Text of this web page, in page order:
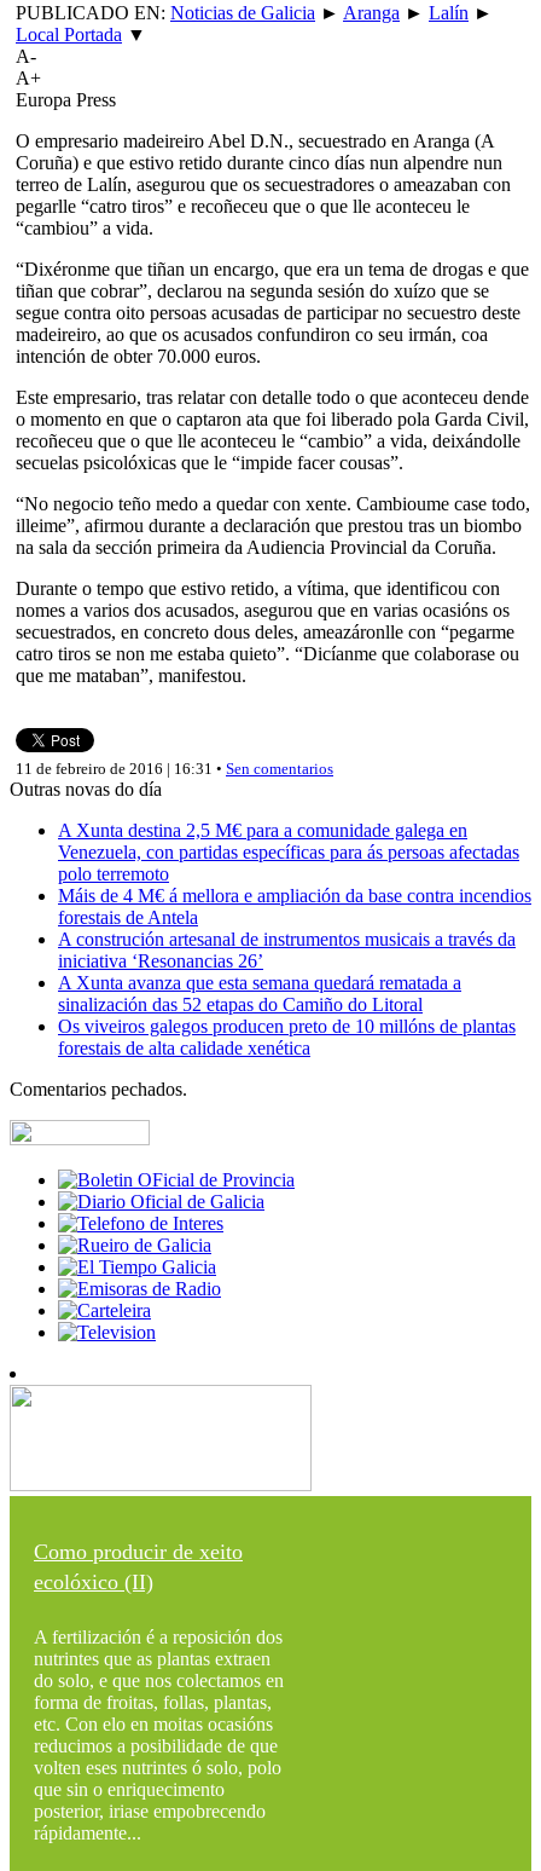
PUBLICADO EN: Noticias de Galicia ► Aranga ► Lalín ►
Local Portada ▼
A-
A+
Europa Press
O empresario madeireiro Abel D.N., secuestrado en Aranga (A
Coruña) e que estivo retido durante cinco días nun alpendre nun
terreo de Lalín, asegurou que os secuestradores o ameazaban con
pegarlle “catro tiros” e recoñeceu que o que lle aconteceu le
“cambiou” a vida.
“Dixéronme que tiñan un encargo, que era un tema de drogas e que
tiñan que cobrar”, declarou na segunda sesión do xuízo que se
segue contra oito persoas acusadas de participar no secuestro deste
madeireiro, ao que os acusados confundiron co seu irmán, coa
intención de obter 70.000 euros.
Este empresario, tras relatar con detalle todo o que aconteceu dende
o momento en que o captaron ata que foi liberado pola Garda Civil,
recoñeceu que o que lle aconteceu le “cambio” a vida, deixándolle
secuelas psicolóxicas que le “impide facer cousas”.
“No negocio teño medo a quedar con xente. Cambioume case todo,
illeime”, afirmou durante a declaración que prestou tras un biombo
na sala da sección primeira da Audiencia Provincial da Coruña.
Durante o tempo que estivo retido, a vítima, que identificou con
nomes a varios dos acusados, asegurou que en varias ocasións os
secuestrados, en concreto dous deles, ameazáronlle con “pegarme
catro tiros se non me estaba quieto”. “Dicíanme que colaborase ou
que me mataban”, manifestou.
11 de febreiro de 2016 | 16:31 • Sen comentarios
Outras novas do día
A Xunta destina 2,5 M€ para a comunidade galega en
Venezuela, con partidas específicas para ás persoas afectadas
polo terremoto
Máis de 4 M€ á mellora e ampliación da base contra incendios
forestais de Antela
A construción artesanal de instrumentos musicais a través da
iniciativa ‘Resonancias 26’
A Xunta avanza que esta semana quedará rematada a
sinalización das 52 etapas do Camiño do Litoral
Os viveiros galegos producen preto de 10 millóns de plantas
forestais de alta calidade xenética
Comentarios pechados.
Como producir de xeito
ecolóxico (II)
A fertilización é a reposición dos
nutrintes que as plantas extraen
do solo, e que nos colectamos en
forma de froitas, follas, plantas,
etc. Con elo en moitas ocasións
reducimos a posibilidade de que
volten eses nutrintes ó solo, polo
que sin o enriquecimento
posterior, iriase empobrecendo
rápidamente...